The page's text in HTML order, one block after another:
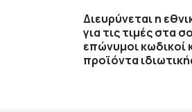
Διευρύνεται η
για τις τιμές στα
επώνυμοι κωδικοί
προϊόντα